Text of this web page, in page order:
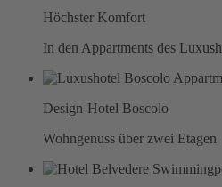
Höchster Komfort
In den Appartments des
Design-Hotel Boscolo
Wohngenuss über zwei Etagen